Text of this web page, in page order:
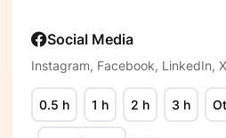
Social Media
Instagram, Facebook, LinkedIn,
0.5 h 1 h 2 h 3 h